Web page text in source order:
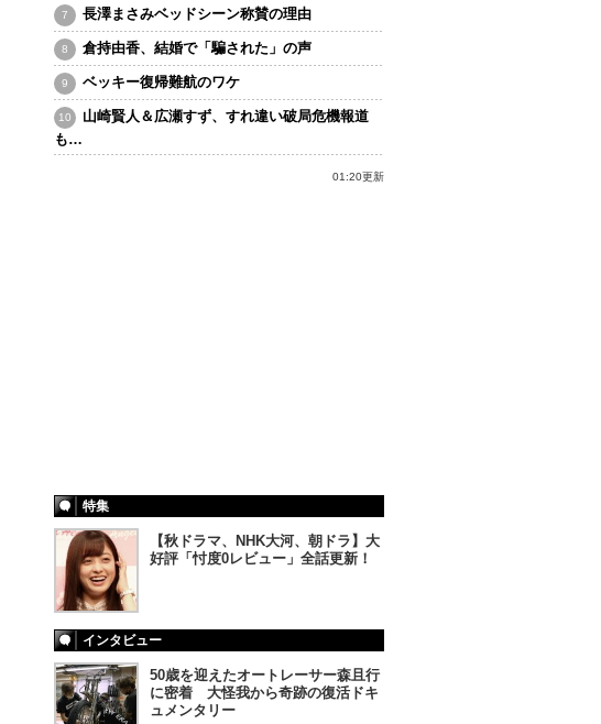
長澤まさみベッドシーン称賛の理由
倉持由香、結婚で「騙された」の声
ベッキー復帰難航のワケ
山崎賢人＆広瀬すず、すれ違い破局危機報道
も…
01:20更新
特集
【秋ドラマ、NHK大河、朝ドラ】大
好評「忖度0レビュー」全話更新！
インタビュー
50歳を迎えたオートレーサー森且行
に密着 大怪我から奇跡の復活ドキ
ュメンタリー